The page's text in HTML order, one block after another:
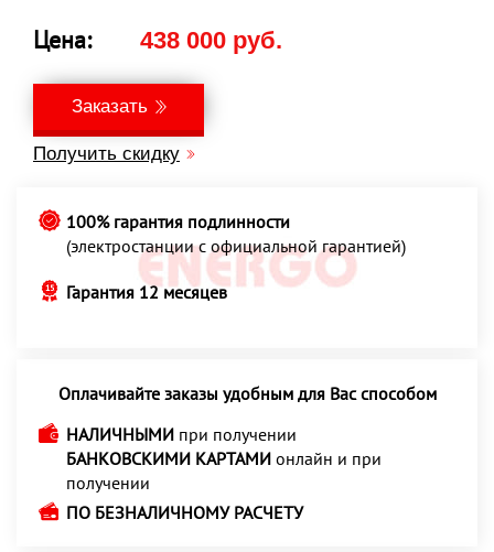
Цена: 438 000 руб.
Заказать
Получить скидку
100% гарантия подлинности
(электростанции с официальной гарантией)
Гарантия 12 месяцев
Оплачивайте заказы удобным для Вас способом
НАЛИЧНЫМИ при получении
БАНКОВСКИМИ КАРТАМИ онлайн и при
получении
ПО БЕЗНАЛИЧНОМУ РАСЧЕТУ